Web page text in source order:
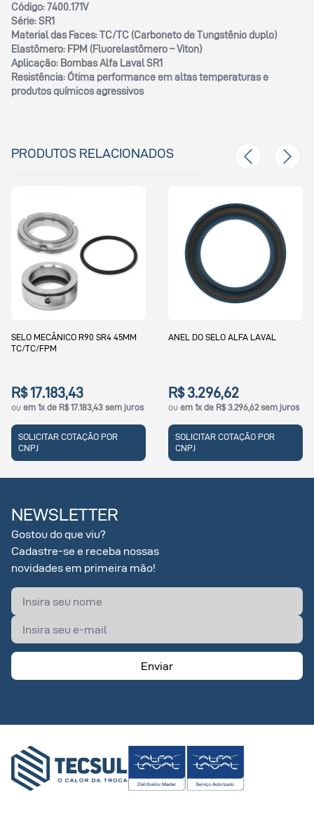
Código:7400.171V
Série:SR1
Material das Faces:TC/TC (Carboneto de Tungstênio duplo)
Elastômero: FPM (Fluorelastômero – Viton)
Aplicação: Bombas Alfa Laval SR1
Resistência: Ótima performance em altas temperaturas e
produtos químicos agressivos
PRODUTOS RELACIONADOS
SELO MECÂNICO R90 SR4 45MM
TC/TC/FPM
R$ 17.183,43
ou em 1x de R$ 17.183,43 sem juros
SOLICITAR COTAÇÃO POR
CNPJ
ANEL DO SELO ALFA LAVAL
R$ 3.296,62
ou em 1x de R$ 3.296,62 sem juros
SOLICITAR COTAÇÃO POR
CNPJ
NEWSLETTER
Gostou do que viu?
Cadastre-se e receba nossas
novidades em primeira mão!
Enviar